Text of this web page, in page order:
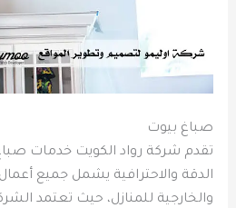
صباغ بيوت
تقدم شركة رواد الكويت خدمات
الدقة والاحترافية يشمل جميع أعمال
والخارجية للمنازل، حيث تعتمد